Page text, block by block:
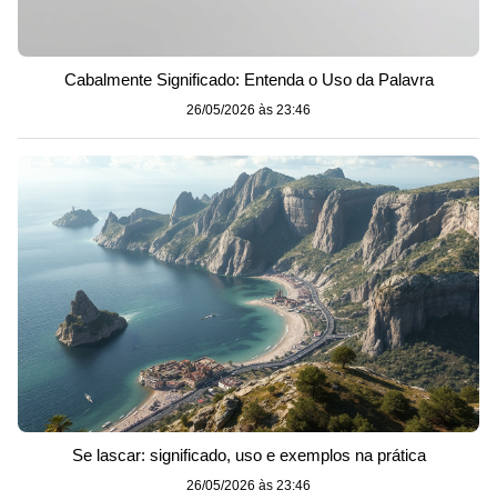
Cabalmente Significado: Entenda o Uso da Palavra
26/05/2026 às 23:46
Se lascar: significado, uso e exemplos na prática
26/05/2026 às 23:46